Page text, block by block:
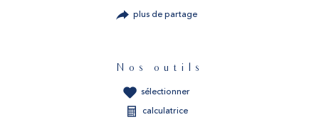
plus de partage
Nos outils
sélectionner
calculatrice